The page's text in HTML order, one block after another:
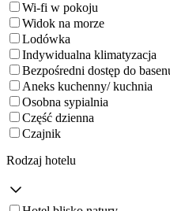
Wi-fi w pokoju
Widok na morze
Lodówka
Indywidualna klimatyzacja
Bezpośredni dostęp do
Aneks kuchenny/ kuchnia
Osobna sypialnia
Część dzienna
Czajnik
Rodzaj hotelu